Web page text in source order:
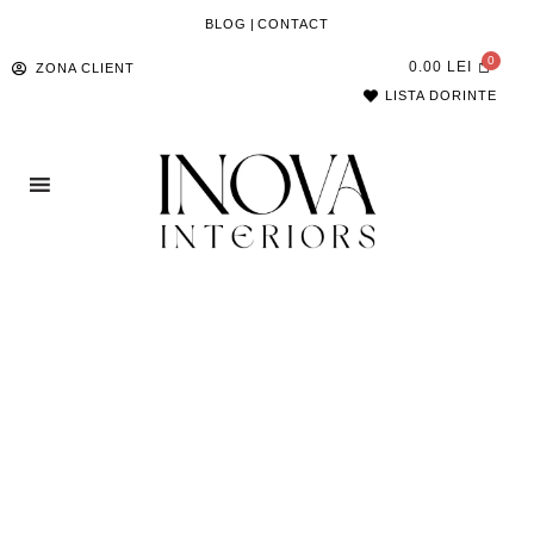
BLOG | CONTACT
ZONA CLIENT 0.00 LEI
LISTA DORINTE